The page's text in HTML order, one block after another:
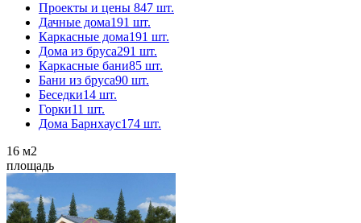
Проекты и цены 847 шт.
Дачные дома191 шт.
Каркасные дома191 шт.
Дома из бруса291 шт.
Каркасные бани85 шт.
Бани из бруса90 шт.
Беседки14 шт.
Горки11 шт.
Дома Барнхаус174 шт.
16 м2
площадь